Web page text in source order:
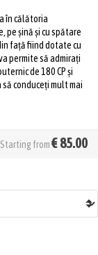
în călătoria
pe șină și cu spătare
față fiind dotate cu
permite să admirați
de 180 CP și
conduceți mult mai
Starting from€85.00